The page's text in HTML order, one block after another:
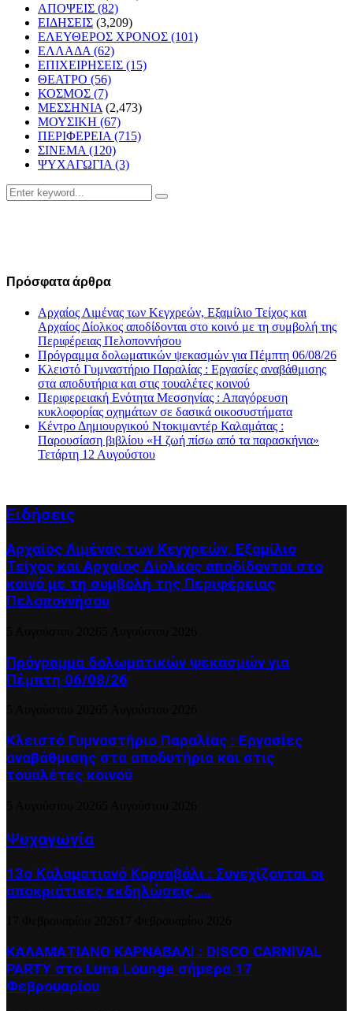
ΑΠΟΨΕΙΣ (82)
ΕΙΔΗΣΕΙΣ (3,209)
ΕΛΕΥΘΕΡΟΣ ΧΡΟΝΟΣ (101)
ΕΛΛΑΔΑ (62)
ΕΠΙΧΕΙΡΗΣΕΙΣ (15)
ΘΕΑΤΡΟ (56)
ΚΟΣΜΟΣ (7)
ΜΕΣΣΗΝΙΑ (2,473)
ΜΟΥΣΙΚΗ (67)
ΠΕΡΙΦΕΡΕΙΑ (715)
ΣΙΝΕΜΑ (120)
ΨΥΧΑΓΩΓΙΑ (3)
Search
for:
Search
Πρόσφατα άρθρα
Αρχαίος Λιμένας των Κεγχρεών, Εξαμίλιο Τείχος και
Aρχαίος Δίολκος αποδίδονται στο κοινό με τη συμβολή της
Περιφέρειας Πελοποννήσου
Πρόγραμμα δολωματικών ψεκασμών για Πέμπτη 06/08/26
Κλειστό Γυμναστήριο Παραλίας : Εργασίες αναβάθμισης
στα αποδυτήρια και στις τουαλέτες κοινού
Περιφερειακή Ενότητα Μεσσηνίας : Απαγόρευση
κυκλοφορίας οχημάτων σε δασικά οικοσυστήματα
Κέντρο Δημιουργικού Ντοκιμαντέρ Καλαμάτας :
Παρουσίαση βιβλίου «Η ζωή πίσω από τα παρασκήνια»
Τετάρτη 12 Αυγούστου
Ειδήσεις
Αρχαίος Λιμένας των Κεγχρεών, Εξαμίλιο
Τείχος και Aρχαίος Δίολκος αποδίδονται στο
κοινό με τη συμβολή της Περιφέρειας
Πελοποννήσου
Πρόγραμμα δολωματικών ψεκασμών για
Πέμπτη 06/08/26
Κλειστό Γυμναστήριο Παραλίας : Εργασίες
αναβάθμισης στα αποδυτήρια και στις
τουαλέτες κοινού
Ψυχαγωγία
13ο Καλαματιανό Καρναβάλι : Συνεχίζονται οι
αποκριάτικες εκδηλώσεις ….
ΚΑΛΑΜΑΤΙΑΝΟ ΚΑΡΝΑΒΑΛΙ : DISCO CARNIVAL
PARTY στο Luna Lounge σήμερα 17
Φεβρουαρίου